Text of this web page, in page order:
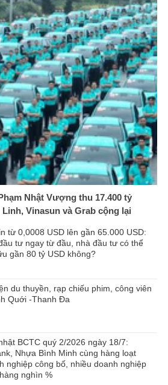
Nhật Vượng thu 17.400 tỷ
Vinasun và Grab cộng lại
từ 0,0008 USD lên gần 65.000 USD:
tư ngay từ đầu, nhà đầu tư có thể
gần 80 tỷ USD không?
du thuyền, rạp chiếu phim, công viên
Quới -Thanh Đa
BCTC quý 2/2026 ngày 18/7:
Nhựa Bình Minh cùng hàng loạt
nghiệp công bố, nhiều doanh nghiệp
nghìn %